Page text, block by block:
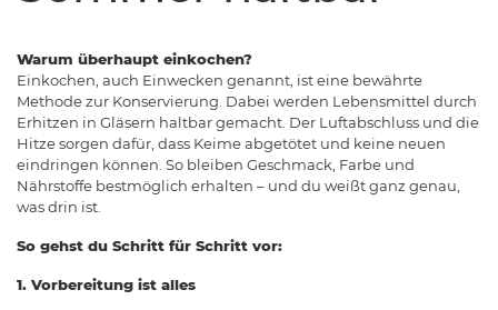
Warum überhaupt einkochen?
Einkochen, auch Einwecken genannt, ist eine bewährte
Methode zur Konservierung. Dabei werden Lebensmittel durch
Erhitzen in Gläsern haltbar gemacht. Der Luftabschluss und die
Hitze sorgen dafür, dass Keime abgetötet und keine neuen
eindringen können. So bleiben Geschmack, Farbe und
Nährstoffe bestmöglich erhalten – und du weißt ganz genau,
was drin ist.
So gehst du Schritt für Schritt vor:
1. Vorbereitung ist alles